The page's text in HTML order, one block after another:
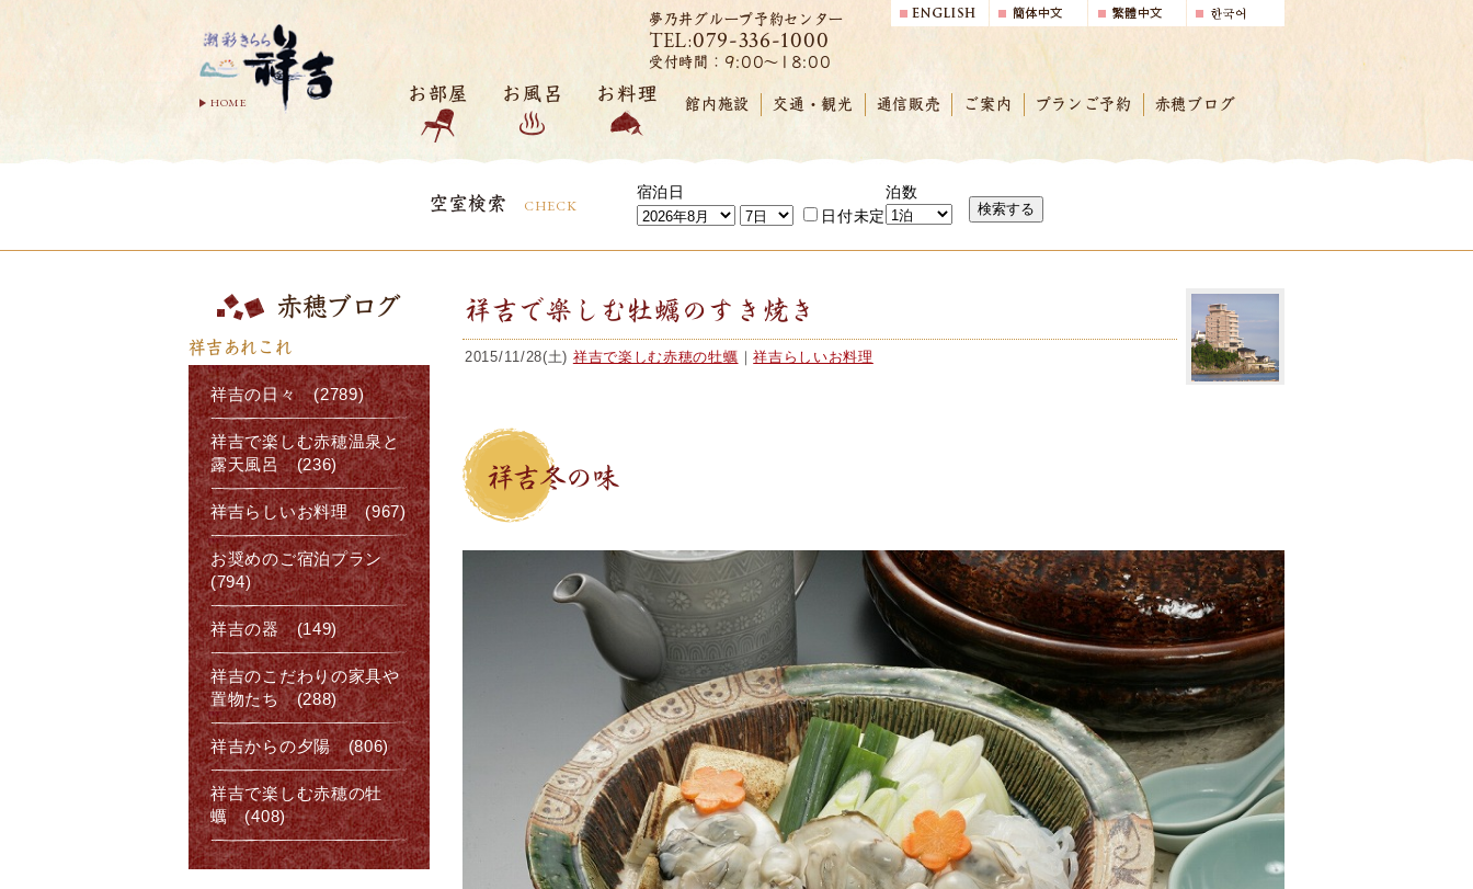
HOME
夢乃井グループ予約センター
TEL:079-336-1000
受付時間：9:00～18:00
お部屋 お風呂 お料理
館内施設 交通・観光 通信販売 ご案内 プランご予約 赤穂ブログ
空室検索 CHECK
宿泊日
日付未定
泊数
検索する
祥吉で楽しむ牡蠣のすき焼き
2015/11/28(土) 祥吉で楽しむ赤穂の牡蠣 ｜祥吉らしいお料理
祥吉冬の味
赤穂ブログ
祥吉あれこれ
祥吉の日々 (2789)
祥吉で楽しむ赤穂温泉と
露天風呂 (236)
祥吉らしいお料理 (967)
お奨めのご宿泊プラン
(794)
祥吉の器 (149)
祥吉のこだわりの家具や
置物たち (288)
祥吉からの夕陽 (806)
祥吉で楽しむ赤穂の牡
蠣 (408)